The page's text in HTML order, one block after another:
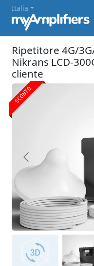
Italia
Ripetitore 4G/
Nikrans LCD-
cliente
SCONTO